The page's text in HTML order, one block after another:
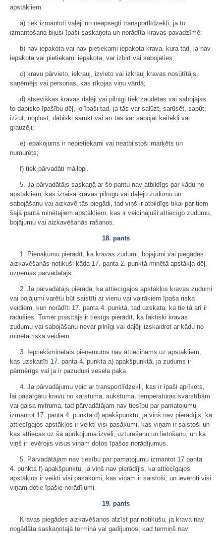
apstākļiem:
a) tiek izmantoti vaļēji un neapsegti transportlīdzekļi, ja to
izmantošana bijusi īpaši saskaņota un norādīta kravas pavadzīmē;
b) nav iepakota vai nav pietiekami iepakota krava, kura tad, ja nav
iepakota vai pietiekami iepakota, var izbirt vai sabojāties;
c) kravu pārvieto, iekrauj, izvieto vai izkrauj kravas nosūtītājs,
saņēmējs vai personas, kas rīkojas viņu vārdā;
d) atsevišķas kravas daļēji vai pilnīgi tiek zaudētas vai sabojājas
to dabisko īpašību dēļ, jo īpaši tad, ja tās var salūzt, sarūsēt, sapūt,
izžūt, noplūst, dabiski sarukt vai arī tās var sabojāt kaitēkļi vai
grauzēji;
e) iepakojums ir nepietiekami vai neatbilstoši marķēts un
numurēts;
f) tiek pārvadāti mājlopi.
5. Ja pārvadātājs saskaņā ar šo pantu nav atbildīgs par kādu no
apstākļiem, kas izraisa kravas pilnīgu vai daļēju zudumu un
sabojāšanu vai aizkavē tās piegādi, tad viņš ir atbildīgs tikai par tiem
šajā pantā minētajiem apstākļiem, kas ir veicinājuši attiecīgo zudumu,
bojājumu vai aizkavēšanās rašanos.
18. pants
1. Pienākumu pierādīt, ka kravas zudumi, bojājumi vai piegādes
aizkavēšanās notikuši kāda 17. panta 2. punktā minētā apstākļa dēļ,
uzņemas pārvadātājs.
2. Ja pārvadātājs pierāda, ka attiecīgajos apstākļos kravas zudumi
vai bojājumi varētu būt saistīti ar vienu vai vairākiem īpaša riska
veidiem, kuri norādīti 17. panta 4. punktā, tad uzskata, ka tie tā arī ir
radušies. Tomēr prasītājs ir tiesīgs pierādīt, ka faktiski kravas
zudumu vai sabojāšanu nevar pilnīgi vai daļēji izskaidrot ar kādu no
minētā riska veidiem.
3. Iepriekšminētais pieņēmums nav attiecināms uz apstākļiem,
kas uzskaitīti 17. panta 4. punkta a) apakšpunktā, ja zudums ir
pārmērīgs vai ja ir pazudusi vesela paka.
4. Ja pārvadājumu veic ar transportlīdzekli, kas ir īpaši aprīkots,
lai pasargātu kravu no karstuma, aukstuma, temperatūras svārstībām
vai gaisa mitruma, tad pārvadātājam nav tiesību par pamatojumu
izmantot 17. panta 4. punkta d) apakšpunktu, ja viņš nav pierādījis, ka
attiecīgajos apstākļos ir veikti visi pasākumi, kas viņam ir saistoši un
kas attiecas uz šā aprīkojuma izvēli, uzturēšanu un lietošanu, un ka
viņš ir ievērojis visus viņam dotos īpašos norādījumus.
5. Pārvadātājam nav tiesību par pamatojumu izmantot 17 panta
4. punkta f) apakšpunktu, ja viņš nav pierādījis, ka attiecīgajos
apstākļos ir veikti visi pasākumi, kas viņam ir saistoši, un ievēroti visi
viņam dotie īpašie norādījumi.
19. pants
Kravas piegādes aizkavēšanos atzīst par notikušu, ja krava nav
nogādāta saskaņotajā termiņā vai gadījumos, kad termiņš nav